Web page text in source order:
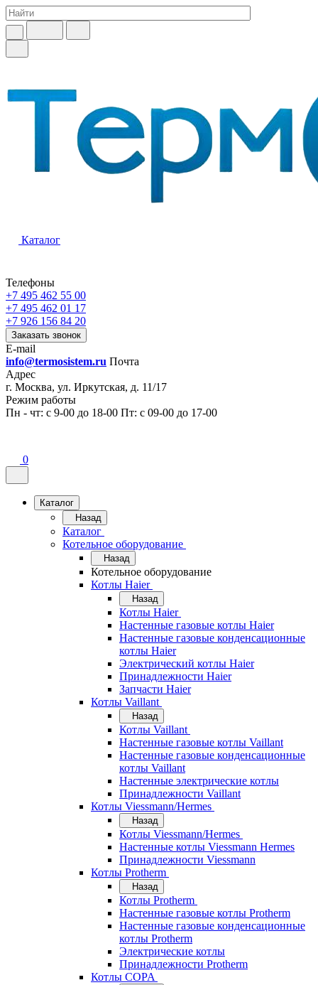
Каталог
Телефоны
+7 495 462 55 00
+7 495 462 01 17
+7 926 156 84 20
Заказать звонок
E-mail
info@termosistem.ru Почта
Адрес
г. Москва, ул. Иркутская, д. 11/17
Режим работы
Пн - чт: с 9-00 до 18-00 Пт: с 09-00 до 17-00
0
Каталог
Назад
Каталог
Котельное оборудование
Назад
Котельное оборудование
Котлы Haier
Назад
Котлы Haier
Настенные газовые котлы Haier
Настенные газовые конденсационные
котлы Haier
Электрический котлы Haier
Принадлежности Haier
Запчасти Haier
Котлы Vaillant
Назад
Котлы Vaillant
Настенные газовые котлы Vaillant
Настенные газовые конденсационные
котлы Vaillant
Настенные электрические котлы
Принадлежности Vaillant
Котлы Viessmann/Hermes
Назад
Котлы Viessmann/Hermes
Настенные котлы Viessmann Hermes
Принадлежности Viessmann
Котлы Protherm
Назад
Котлы Protherm
Настенные газовые котлы Protherm
Настенные газовые конденсационные
котлы Protherm
Электрические котлы
Принадлежности Protherm
Котлы COPA